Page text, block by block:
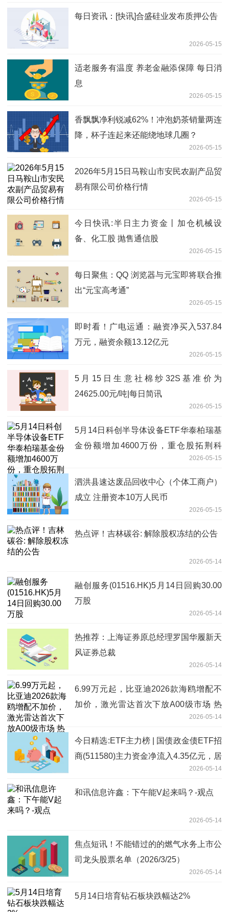
每日资讯：[快讯]合盛硅业发布质押公告
2026-05-15
适老服务有温度 养老金融添保障 每日消
息
2026-05-15
香飘飘净利锐减62%！冲泡奶茶销量两连
降，杯子连起来还能绕地球几圈？
2026-05-15
2026年5月15日马鞍山市安民农副产品贸
易有限公司价格行情
2026-05-15
今日快讯:半日主力资金丨加仓机械设
备、化工股 抛售通信股
2026-05-15
每日聚焦：QQ 浏览器与元宝即将联合推
出“元宝高考通”
2026-05-15
即时看！广电运通：融资净买入537.84
万元，融资余额13.12亿元
2026-05-15
5月15日生意社棉纱32S基准价为
24625.00元/吨|每日简讯
2026-05-15
5月14日科创半导体设备ETF华泰柏瑞基
金份额增加4600万份，重仓股拓荆科
技、华海清科、中微公司_聚看点2026-05-15
泗洪县速达废品回收中心（个体工商户）
成立 注册资本10万人民币
2026-05-15
热点评！吉林碳谷: 解除股权冻结的公告
2026-05-14
融创服务(01516.HK)5月14日回购30.00
万股
2026-05-14
热推荐：上海证券原总经理罗国华履新天
风证券总裁
2026-05-14
6.99万元起，比亚迪2026款海鸥增配不
加价，激光雷达首次下放A00级市场 热
2026-05-14
今日精选:ETF主力榜 | 国债政金债ETF招
商(511580)主力资金净流入4.35亿元，居
2026-05-14
和讯信息许鑫：下午能V起来吗？-观点
2026-05-14
焦点短讯！不能错过的的燃气水务上市公
司龙头股票名单（2026/3/25）
2026-05-14
5月14日培育钻石板块跌幅达2%